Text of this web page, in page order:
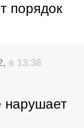
порядок
в 13:38
нарушает